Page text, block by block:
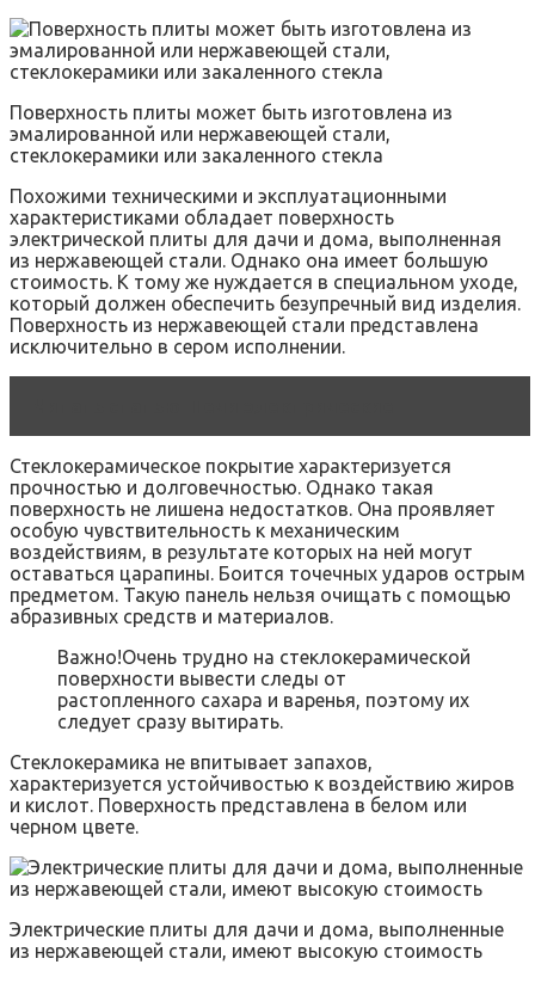
Поверхность плиты может быть изготовлена из
эмалированной или нержавеющей стали,
стеклокерамики или закаленного стекла
Похожими техническими и эксплуатационными
характеристиками обладает поверхность
электрической плиты для дачи и дома, выполненная
из нержавеющей стали. Однако она имеет большую
стоимость. К тому же нуждается в специальном уходе,
который должен обеспечить безупречный вид изделия.
Поверхность из нержавеющей стали представлена
исключительно в сером исполнении.
Стеклокерамическое покрытие характеризуется
прочностью и долговечностью. Однако такая
поверхность не лишена недостатков. Она проявляет
особую чувствительность к механическим
воздействиям, в результате которых на ней могут
оставаться царапины. Боится точечных ударов острым
предметом. Такую панель нельзя очищать с помощью
абразивных средств и материалов.
Важно!Очень трудно на стеклокерамической
поверхности вывести следы от
растопленного сахара и варенья, поэтому их
следует сразу вытирать.
Стеклокерамика не впитывает запахов,
характеризуется устойчивостью к воздействию жиров
и кислот. Поверхность представлена в белом или
черном цвете.
Электрические плиты для дачи и дома, выполненные
из нержавеющей стали, имеют высокую стоимость